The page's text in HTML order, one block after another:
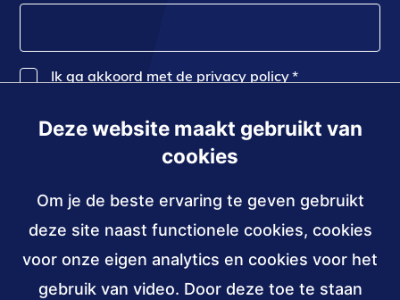
Deze website maakt gebruikt van
cookies
Om je de beste ervaring te geven gebruikt
deze site naast functionele cookies, cookies
voor onze eigen analytics en cookies voor het
gebruik van video. Door deze toe te staan
Ik ga akkoord met de privacy policy*
Inschrijven
Contact
030 - 239 82 70
info@accessibility.nl (verzendt